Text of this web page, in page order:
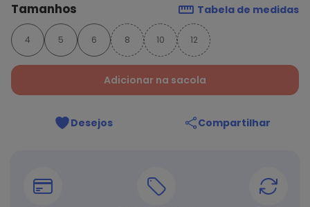
Tamanhos Tabela de medidas
4 5 6 8 10 12
Adicionar na sacola
Desejos Compartilhar